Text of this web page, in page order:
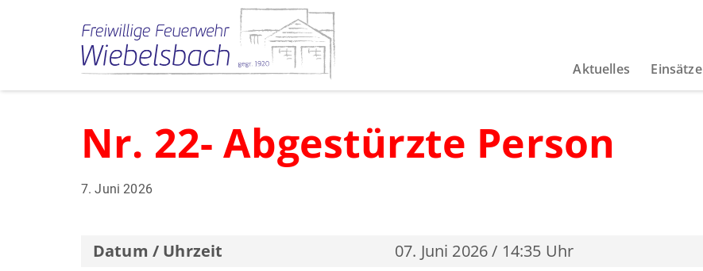
Aktuelles Einsätze
Nr. 22- Abgestürzte Person
7. Juni 2026
Datum / Uhrzeit
07. Juni 2026 / 14:35 Uhr